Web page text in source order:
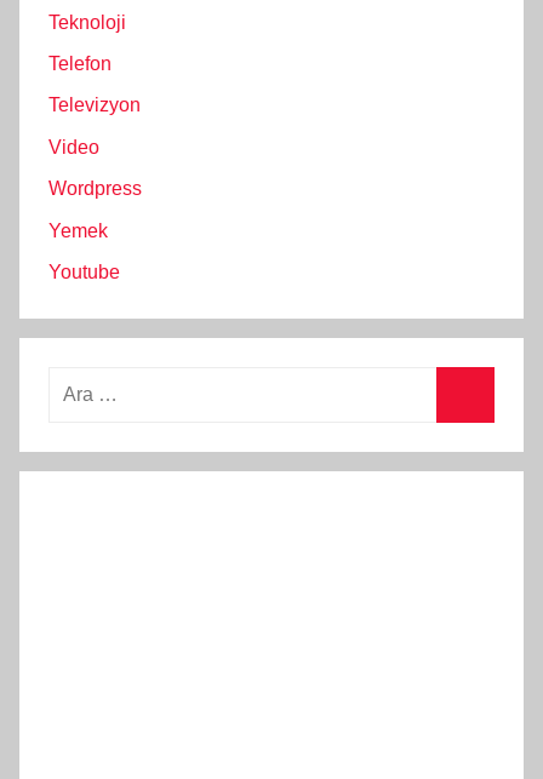
Teknoloji
Telefon
Televizyon
Video
Wordpress
Yemek
Youtube
Arama: